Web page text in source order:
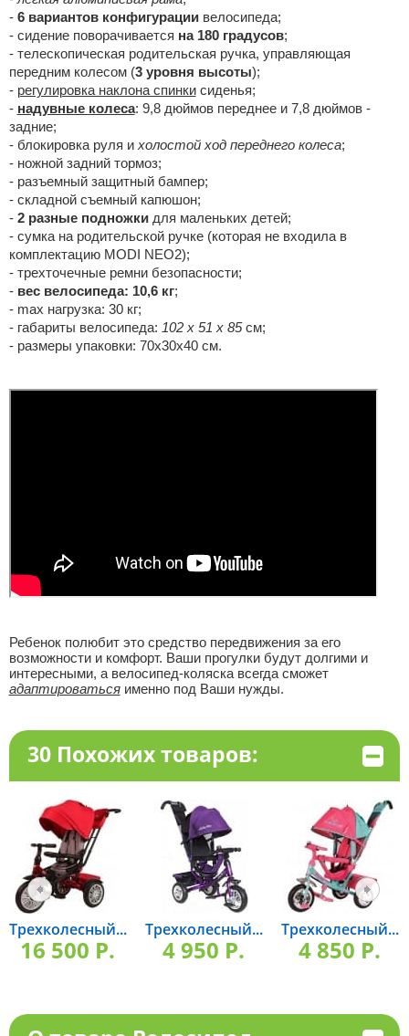
- 6 вариантов конфигурациивелосипеда;
- сидение поворачивается на 180 градусов;
- телескопическая родительская ручка, управляющая
передним колесом (3 уровня высоты);
- регулировка наклона спинкисиденья;
- надувные колеса: 9,8 дюймов переднее и 7,8 дюймов -
задние;
- блокировка руля и холостой ход переднего колеса;
- ножной задний тормоз;
- разъемный защитный бампер;
- складной съемный капюшон;
- 2 разные подножкидля маленьких детей;
- сумка на родительской ручке (которая не входила в
комплектацию MODI NEO2);
- трехточечные ремни безопасности;
- вес велосипеда: 10,6 кг;
- max нагрузка: 30 кг;
- габариты велосипеда: 102 x 51 x 85см;
- размеры упаковки: 70х30х40 см.
Ребенок полюбит это средство передвижения за его
возможности и комфорт. Ваши прогулки будут долгими и
интересными, а велосипед-коляска всегда сможет
адаптироватьсяименно под Ваши нужды.
30 Похожих товаров:
Трехколесный...
16 500 P.
Трехколесный...
4 950 P.
Трехколесный...
4 850 P.